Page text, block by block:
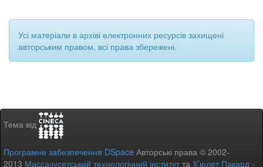
Усі матеріали в архіві електронних ресурсів захищені
авторським правом, всі права збережені.
Тема від
Програмне забезпечення DSpace Авторські права © 2002-
2013 Массачусетський технологічний інститутта Х’юлет Пакард -